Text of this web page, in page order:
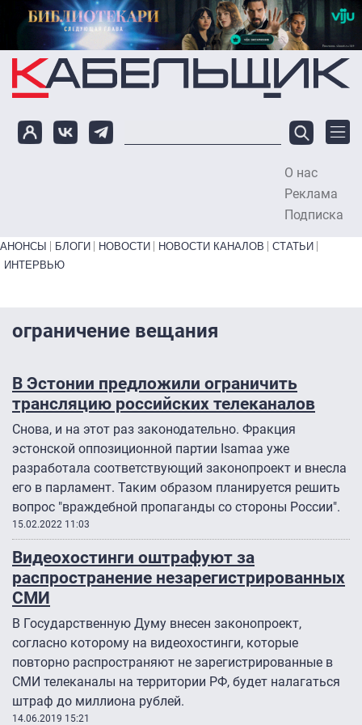
Перейти к основному содержанию
О нас
Реклама
Подписка
Primary links bottom
АНОНСЫ БЛОГИ НОВОСТИ НОВОСТИ КАНАЛОВ
СТАТЬИ
ИНТЕРВЬЮ
ограничение вещания
В Эстонии предложили ограничить
трансляцию российских телеканалов
Снова, и на этот раз законодательно. Фракция
эстонской оппозиционной партии Isamaa уже
разработала соответствующий законопроект и внесла
его в парламент. Таким образом планируется решить
вопрос "враждебной пропаганды со стороны России".
15.02.2022 11:03
Видеохостинги оштрафуют за
распространение незарегистрированных
СМИ
В Государственную Думу внесен законопроект,
согласно которому на видеохостинги, которые
повторно распространяют не зарегистрированные в
СМИ телеканалы на территории РФ, будет налагаться
штраф до миллиона рублей.
14.06.2019 15:21